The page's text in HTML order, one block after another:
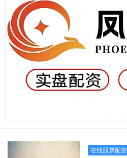
在线股票配